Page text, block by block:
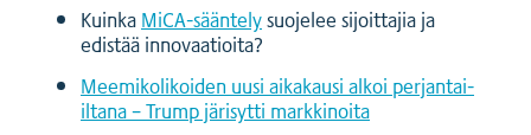
KuinkaMiCA-sääntelysuojelee sijoittajia ja
edistää innovaatioita?
Meemikolikoiden uusi aikakausi alkoi perjantai-
iltana – Trump järisytti markkinoita